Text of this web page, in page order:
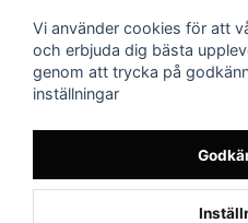
Vi använder cookies för att
och erbjuda dig bästa
genom att trycka på
inställningar